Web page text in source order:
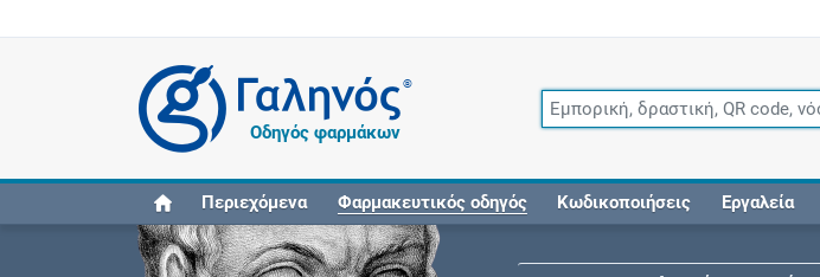
®
Οδηγός φαρμάκων
Περιεχόμενα Φαρμακευτικός οδηγός Κωδικοποιήσεις Εργαλεία